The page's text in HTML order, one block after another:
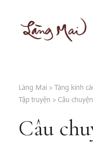
content
Làng Mai > Tàng kinh
Tập truyện > Câu
Câu